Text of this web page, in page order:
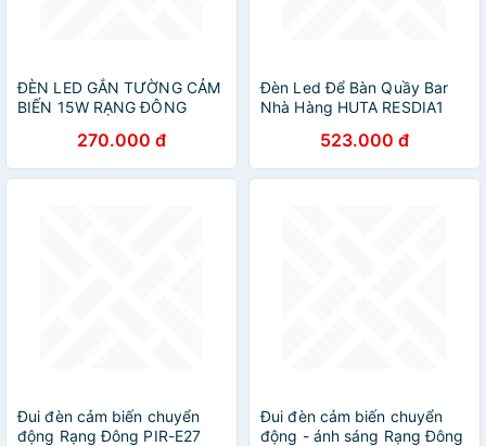
ĐÈN LED GẮN TƯỜNG CẢM
BIẾN 15W RẠNG ĐÔNG
270.000 đ
Đèn Led Để Bàn Quầy Bar
Nhà Hàng HUTA RESDIA1
Chỉnh Ánh Sáng Vàng, Trang
Trí Quán Bar, Nhà Hàng,
Quán Cà Phê
523.000 đ
Đui đèn cảm biến chuyển
động Rạng Đông PIR-E27
Đui đèn cảm biến chuyển
động - ánh sáng Rạng Đông